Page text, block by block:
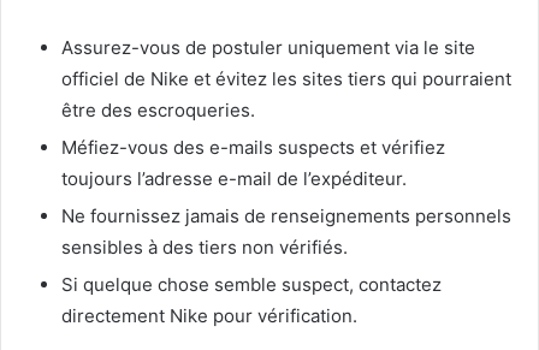
Assurez-vous de postuler uniquement via le site
officiel de Nike et évitez les sites tiers qui pourraient
être des escroqueries.
Méfiez-vous des e-mails suspects et vérifiez
toujours l’adresse e-mail de l’expéditeur.
Ne fournissez jamais de renseignements personnels
sensibles à des tiers non vérifiés.
Si quelque chose semble suspect, contactez
directement Nike pour vérification.